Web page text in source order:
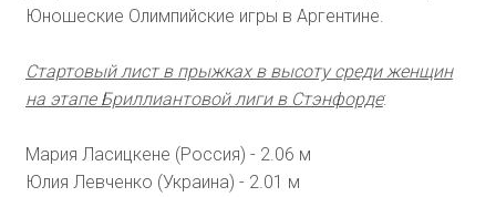
Юношеские Олимпийские игры в Аргентине.
Стартовый лист в прыжках в высоту среди женщин
на этапе Бриллиантовой лиги в Стэнфорде:
Мария Ласицкене (Россия) - 2.06 м
Юлия Левченко (Украина) - 2.01 м